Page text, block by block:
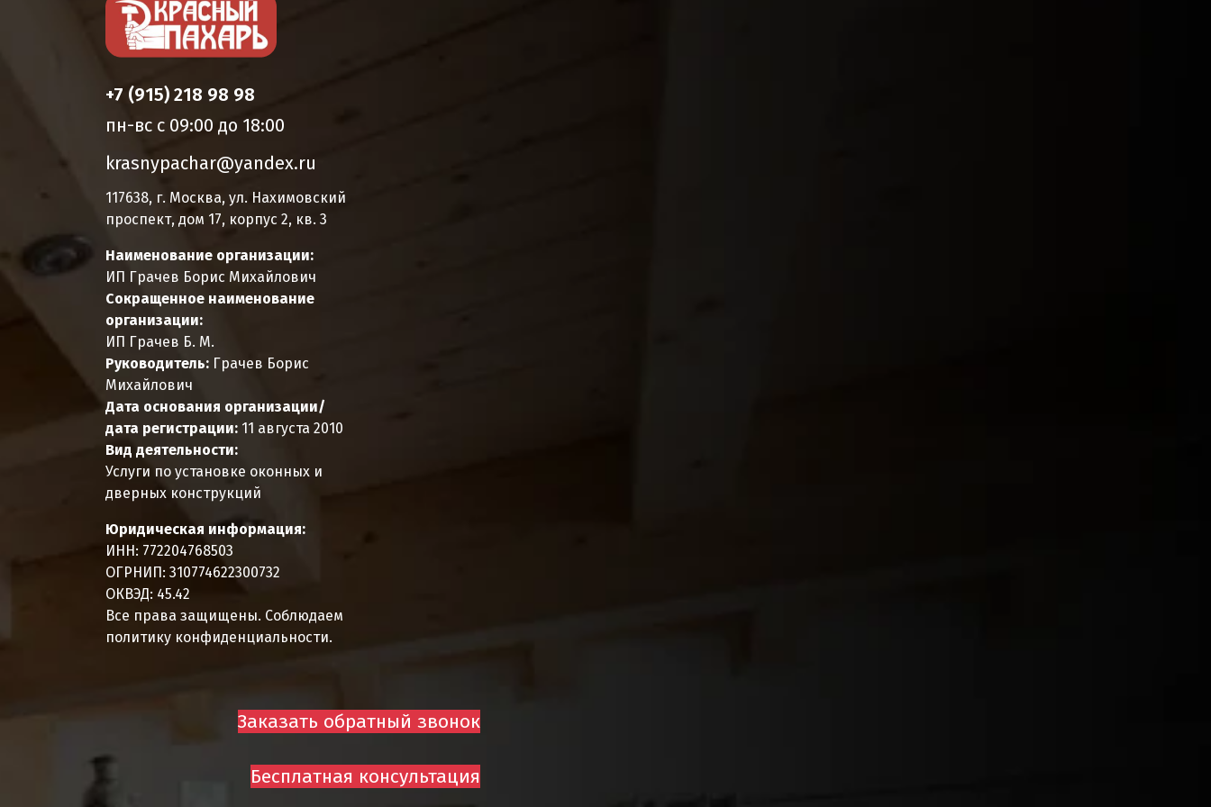
+7 (915) 218 98 98
пн-вс с 09:00 до 18:00
krasnypachar@yandex.ru
117638, г. Москва, ул. Нахимовский
проспект, дом 17, корпус 2, кв. 3
Наименование организации:
ИП Грачев Борис Михайлович
Сокращенное наименование
организации:
ИП Грачев Б. М.
Руководитель: Грачев Борис
Михайлович
Дата основания организации/
дата регистрации: 11 августа 2010
Вид деятельности:
Услуги по установке оконных и
дверных конструкций
Юридическая информация:
ИНН: 772204768503
ОГРНИП: 310774622300732
ОКВЭД: 45.42
Все права защищены. Соблюдаем
политику конфиденциальности.
Заказать обратный звонок
Бесплатная консультация